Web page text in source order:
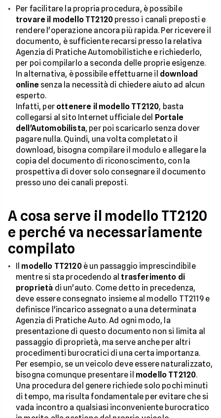
Per facilitare la propria procedura, è possibile
trovare il modello TT2120 presso i canali preposti e
rendere l'operazione ancora più rapida. Per ricevere il
documento, è sufficiente recarsi presso la relativa
Agenzia di Pratiche Automobilistiche e richiederlo,
per poi compilarlo a seconda delle proprie esigenze.
In alternativa, è possibile effettuarne il download
online senza la necessità di chiedere aiuto ad alcun
esperto.
Infatti, per ottenere il modello TT2120, basta
collegarsi al sito Internet ufficiale del Portale
dell'Automobilista, per poi scaricarlo senza dover
pagare nulla. Quindi, una volta completato il
download, bisogna compilare il modulo e allegare la
copia del documento di riconoscimento, con la
prospettiva di dover solo consegnare il documento
presso uno dei canali preposti.
A cosa serve il modello TT2120
e perché va necessariamente
compilato
Il modello TT2120è un passaggio imprescindibile
mentre si sta procedendo al trasferimento di
proprietà di un'auto. Come detto in precedenza,
deve essere consegnato insieme al modello TT2119 e
definisce l'incarico assegnato a una determinata
Agenzia di Pratiche Auto. Ad ogni modo, la
presentazione di questo documento non si limita al
passaggio di proprietà, ma serve anche per altri
procedimenti burocratici di una certa importanza.
Per esempio, se un veicolo deve essere naturalizzato,
bisogna comunque presentare il modello TT2120.
Una procedura del genere richiede solo pochi minuti
di tempo, ma risulta fondamentale per evitare che si
vada incontro a qualsiasi inconveniente burocratico